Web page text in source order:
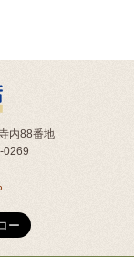
内88番地
0269